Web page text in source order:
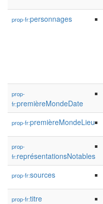
prop-fr:personnages
prop-
fr:premièreMondeDate
prop-fr:premièreMondeLieu
prop-
fr:représentationsNotables
prop-fr:sources
prop-fr:titre